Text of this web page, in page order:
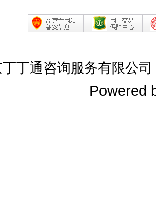
丁丁通咨询服务有限公
Powered